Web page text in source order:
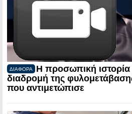
ΔΙΑΦΟΡΑ
Η προσωπική
διαδρομή της
που αντιμετώπισε